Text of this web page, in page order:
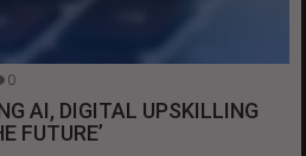
0
AI, DIGITAL UPSKILLING
FUTURE’